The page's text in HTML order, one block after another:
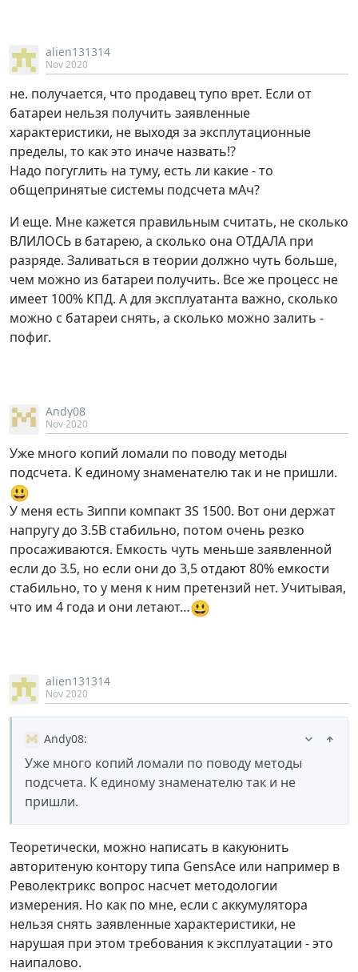
alien131314
Nov 2020
не. получается, что продавец тупо врет. Если от
батареи нельзя получить заявленные
характеристики, не выходя за эксплутационные
пределы, то как это иначе назвать!?
Надо погуглить на туму, есть ли какие - то
общепринятые системы подсчета мАч?
И еще. Мне кажется правильным считать, не сколько
ВЛИЛОСЬ в батарею, а сколько она ОТДАЛА при
разряде. Заливаться в теории должно чуть больше,
чем можно из батареи получить. Все же процесс не
имеет 100% КПД. А для эксплуатанта важно, сколько
можно с батареи снять, а сколько можно залить -
пофиг.
Andy08
Nov 2020
Уже много копий ломали по поводу методы
подсчета. К единому знаменателю так и не пришли.
😃
У меня есть Зиппи компакт 3S 1500. Вот они держат
напругу до 3.5В стабильно, потом очень резко
просаживаются. Емкость чуть меньше заявленной
если до З.5, но если они до 3,5 отдают 80% емкости
стабильно, то у меня к ним претензий нет. Учитывая,
что им 4 года и они летают…😃
alien131314
Nov 2020
Andy08:
Уже много копий ломали по поводу методы
подсчета. К единому знаменателю так и не
пришли.
Теоретически, можно написать в какуюнить
авторитеную контору типа GensAce или например в
Револектрикс вопрос насчет методологии
измерения. Но как по мне, если с аккумулятора
нельзя снять заявленные характеристики, не
нарушая при этом требования к эксплуатации - это
наипалово.